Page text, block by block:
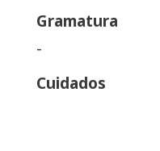
Gramatura
-
Cuidados